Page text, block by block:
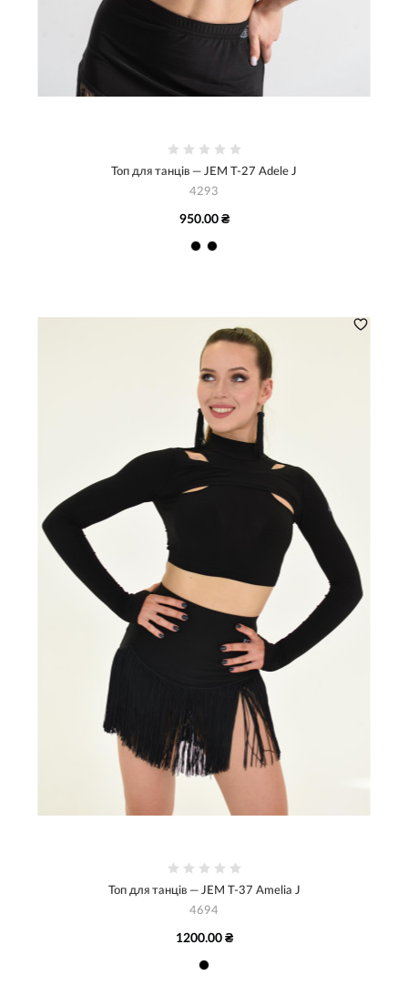
Топ для танців — JEM Т-27 Adele J
4293
950.00 ₴
Топ для танців — JEM Т-37 Amelia J
4694
1200.00 ₴